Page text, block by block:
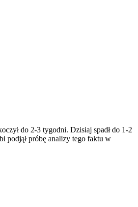
do 2-3 tygodni. Dzisiaj spadł do 1-2
podjął próbę analizy tego faktu w